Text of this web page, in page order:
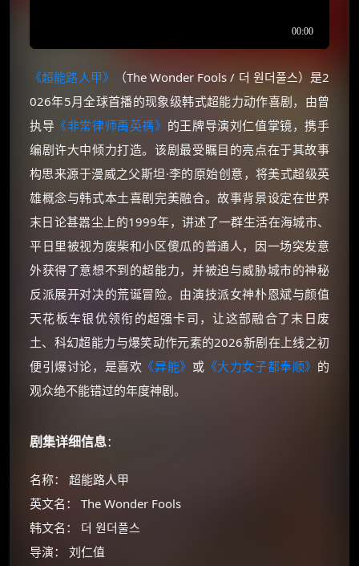
《超能路人甲》
（The Wonder Fools / 더 원더풀스）是2
026年5月全球首播的现象级韩式超能力动作喜剧，由曾
执导 《非常律师禹英禑》 的王牌导演刘仁值掌镜，携手
编剧许大中倾力打造。该剧最受瞩目的亮点在于其故事
构思来源于漫威之父斯坦·李的原始创意，将美式超级英
雄概念与韩式本土喜剧完美融合。故事背景设定在世界
末日论甚嚣尘上的1999年，讲述了一群生活在海城市、
平日里被视为废柴和小区傻瓜的普通人，因一场突发意
外获得了意想不到的超能力，并被迫与威胁城市的神秘
反派展开对决的荒诞冒险。由演技派女神朴恩斌与颜值
天花板车银优领衔的超强卡司，让这部融合了末日废
土、科幻超能力与爆笑动作元素的2026新剧在上线之初
便引爆讨论，是喜欢 《异能》 或 《大力女子都奉顺》 的
观众绝不能错过的年度神剧。
剧集详细信息：
名称： 超能路人甲
英文名： The Wonder Fools
韩文名： 더 원더풀스
导演： 刘仁值